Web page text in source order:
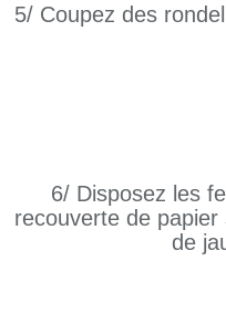
5/ Coupez des
6/ Disposez les
recouverte de
de